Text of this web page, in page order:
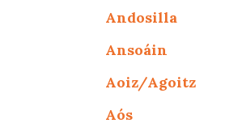
Andosilla
Ansoáin
Aoiz/Agoitz
Aós